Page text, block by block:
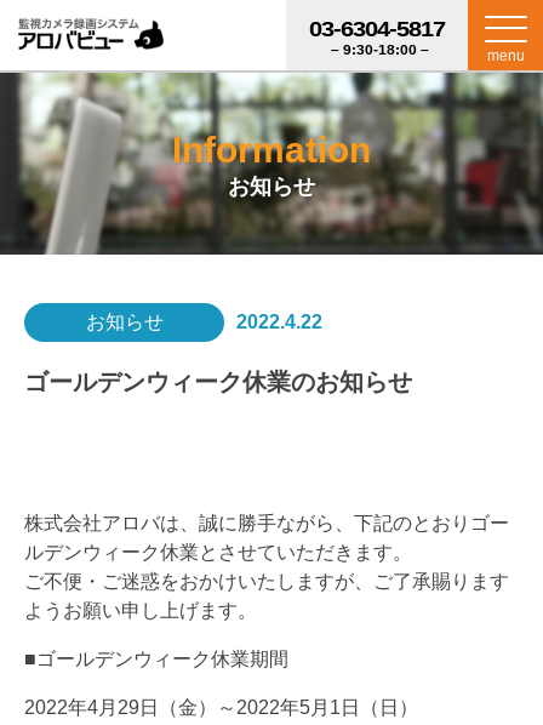
menu
03-6304-5817
– 9:30-18:00 –
Information
お知らせ
お知らせ 2022.4.22
ゴールデンウィーク休業のお知らせ
株式会社アロバは、誠に勝手ながら、下記のとおりゴー
ルデンウィーク休業とさせていただきます。
ご不便・ご迷惑をおかけいたしますが、ご了承賜ります
ようお願い申し上げます。
■ゴールデンウィーク休業期間
2022年4月29日（金）～2022年5月1日（日）